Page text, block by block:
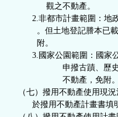
觀之不動產。
2.非都市計畫範圍：地政
。但土地登記謄本已載明
附。
3.國家公園範圍：國家
申撥古蹟、歷史建築、
不動產，免附。
（七）撥用不動產使用現況
於撥用不動產計畫書填明